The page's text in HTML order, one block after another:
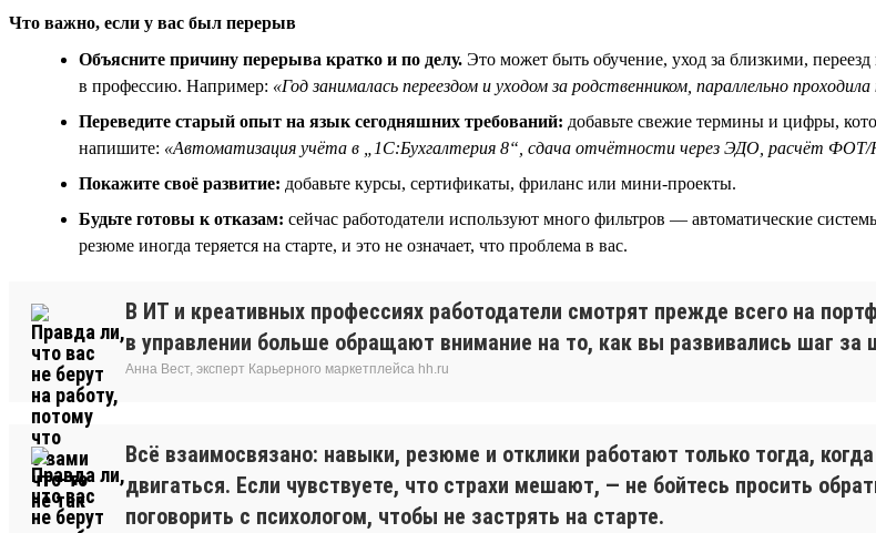
Что важно, если у вас был перерыв
Объясните причину перерыва кратко и по делу. Это может быть обучение, уход за близкими,
в профессию. Например: «Год занималась переездом и уходом за родственником, параллельно
Переведите старый опыт на язык сегодняшних требований: добавьте свежие термины и цифры,
напишите: «Автоматизация учёта в „1С:Бухгалтерия 8“, сдача отчётности через ЭДО, расчёт
Покажите своё развитие: добавьте курсы, сертификаты, фриланс или мини-проекты.
Будьте готовы к отказам: сейчас работодатели используют много фильтров — автоматические
резюме иногда теряется на старте, и это не означает, что проблема в вас.
В ИТ и креативных профессиях работодатели смотрят прежде всего на
в управлении больше обращают внимание на то, как вы развивались шаг
Анна Вест, эксперт Карьерного маркетплейса hh.ru
Всё взаимосвязано: навыки, резюме и отклики работают только тогда,
двигаться. Если чувствуете, что страхи мешают, — не бойтесь просить
поговорить с психологом, чтобы не застрять на старте.